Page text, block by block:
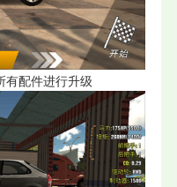
有配件进行升级